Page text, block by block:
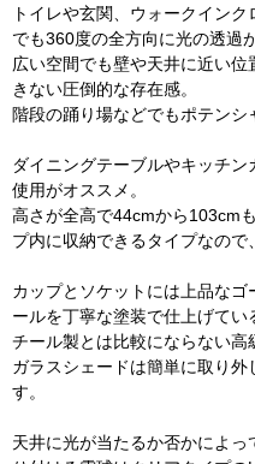
トイレや玄関、ウォークイン
でも360度の全方向に光の透過
広い空間でも壁や天井に近い
きない圧倒的な存在感。
階段の踊り場などでもポテンシ
ダイニングテーブルやキッチ
使用がオススメ。
高さが全高で44cmから103cm
プ内に収納できるタイプなので
カップとソケットには上品な
ールを丁寧な塗装で仕上げて
チール製とは比較にならない高
ガラスシェードは簡単に取り
す。
天井に光が当たるか否かによ